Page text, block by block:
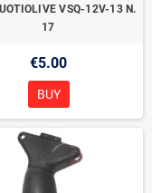
VSQ-12V-13 N.
17
€5.00
BUY